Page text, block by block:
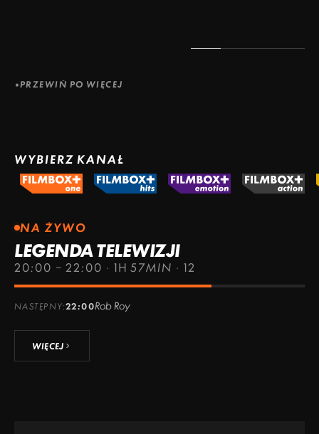
PRZEWIŃ PO WIĘCEJ
WYBIERZ KANAŁ
NA ŻYWO
LEGENDA TELEWIZJI
20:00 – 22:00 · 1H 57MIN · 12
NASTĘPNY:22:00Rob Roy
WIĘCEJ